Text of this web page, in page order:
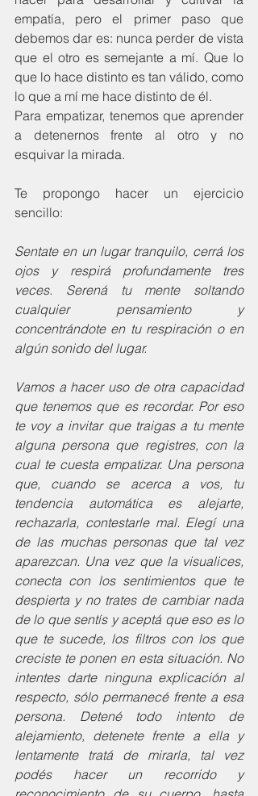
empatía, pero el primer paso que
debemos dar es: nunca perder de vista
que el otro es semejante a mí. Que lo
que lo hace distinto es tan válido, como
lo que a mí me hace distinto de él.
Para empatizar, tenemos que aprender
a detenernos frente al otro y no
esquivar la mirada.
Te propongo hacer un ejercicio
sencillo:
Sentate en un lugar tranquilo, cerrá los
ojos y respirá profundamente tres
veces. Serená tu mente soltando
cualquier pensamiento y
concentrándote en tu respiración o en
algún sonido del lugar.
Vamos a hacer uso de otra capacidad
que tenemos que es recordar. Por eso
te voy a invitar que traigas a tu mente
alguna persona que registres, con la
cual te cuesta empatizar. Una persona
que, cuando se acerca a vos, tu
tendencia automática es alejarte,
rechazarla, contestarle mal. Elegí una
de las muchas personas que tal vez
aparezcan. Una vez que la visualices,
conecta con los sentimientos que te
despierta y no trates de cambiar nada
de lo que sentís y aceptá que eso es lo
que te sucede, los filtros con los que
creciste te ponen en esta situación. No
intentes darte ninguna explicación al
respecto, sólo permanecé frente a esa
persona. Detené todo intento de
alejamiento, detenete frente a ella y
lentamente tratá de mirarla, tal vez
podés hacer un recorrido y